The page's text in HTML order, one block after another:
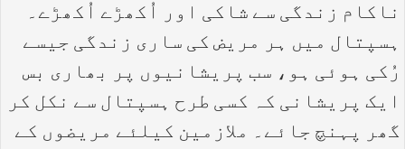
ناکام زندگی سے شاکی اور اُکھڑے اُکھڑے۔
ہسپتال میں ہر مریض کی ساری زندگی جیسے
رُکی ہوئی ہو، سب پریشانیوں پر بھاری بس
ایک پریشانی کہ کسی طرح ہسپتال سے نکل کر
گھر پہنچ جائے۔ ملازمین کیلئے مریضوں کے